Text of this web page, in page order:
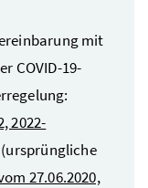
mit
COVID-19-
2022-
(ursprüngliche
27.06.2020,